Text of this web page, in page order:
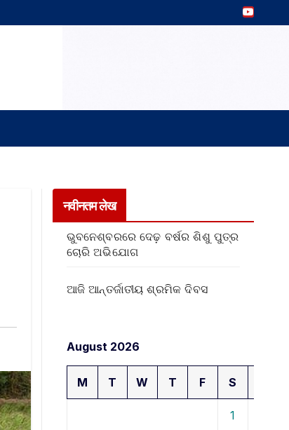
नवीनतम लेख
ଭୁବନେଶ୍ବରରେ ଦେଢ଼ ବର୍ଷର ଶିଶୁ ପୁତ୍ର
ଚୋରି ଅଭିଯୋଗ
ଆଜି ଆନ୍ତର୍ଜାତୀୟ ଶ୍ରମିକ ଦିବସ
August 2026
M T W T F S
1